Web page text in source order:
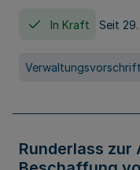
In Kraft Seit
Verwaltungsvorschrift
Runderlass